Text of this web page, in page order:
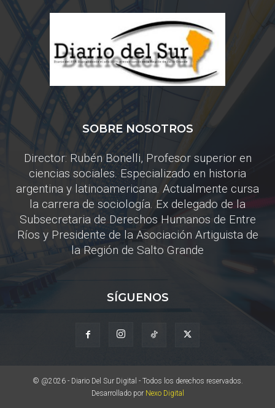
SOBRE NOSOTROS
Director: Rubén Bonelli, Profesor superior en
ciencias sociales. Especializado en historia
argentina y latinoamericana. Actualmente cursa
la carrera de sociología. Ex delegado de la
Subsecretaria de Derechos Humanos de Entre
Ríos y Presidente de la Asociación Artiguista de
la Región de Salto Grande
SÍGUENOS
© @2026 - Diario Del Sur Digital - Todos los derechos reservados.
Desarrollado por Nexo Digital